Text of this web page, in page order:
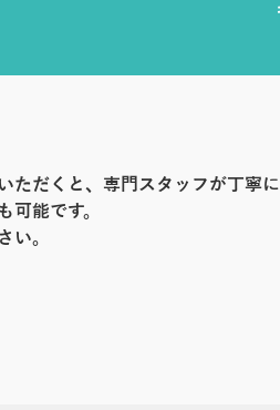
ただくと、専門スタッフが丁寧に
可能です。
い。